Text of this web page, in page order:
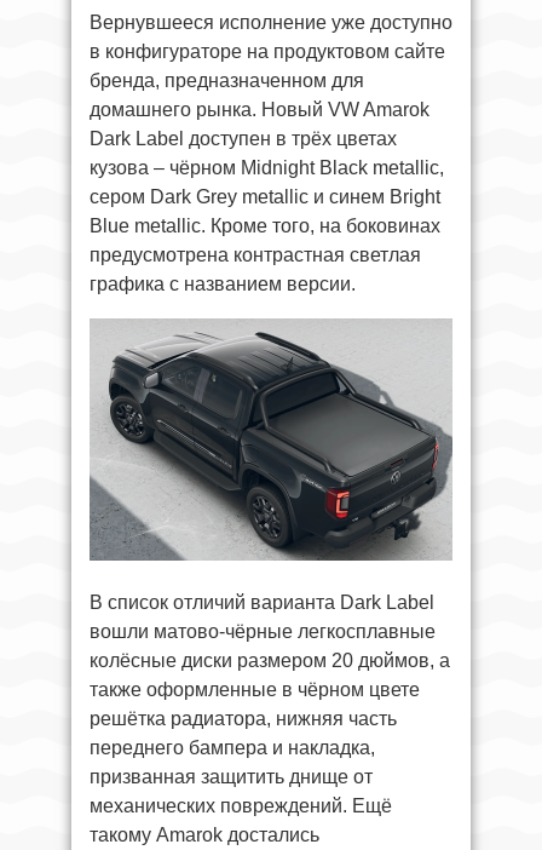
Вернувшееся исполнение уже доступно
в конфигураторе на продуктовом сайте
бренда, предназначенном для
домашнего рынка. Новый VW Amarok
Dark Label доступен в трёх цветах
кузова – чёрном Midnight Black metallic,
сером Dark Grey metallic и синем Bright
Blue metallic. Кроме того, на боковинах
предусмотрена контрастная светлая
графика с названием версии.
В список отличий варианта Dark Label
вошли матово-чёрные легкосплавные
колёсные диски размером 20 дюймов, а
также оформленные в чёрном цвете
решётка радиатора, нижняя часть
переднего бампера и накладка,
призванная защитить днище от
механических повреждений. Ещё
такому Amarok достались